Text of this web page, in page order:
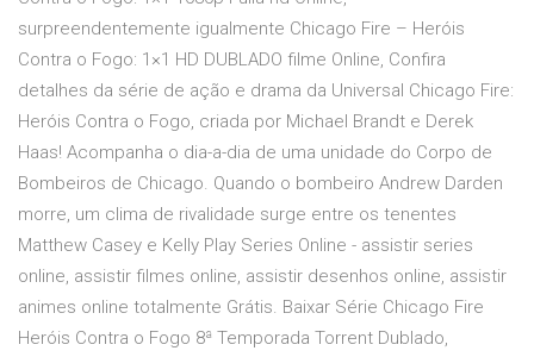
surpreendentemente igualmente Chicago Fire – Heróis
Contra o Fogo: 1×1 HD DUBLADO filme Online, Confira
detalhes da série de ação e drama da Universal Chicago Fire:
Heróis Contra o Fogo, criada por Michael Brandt e Derek
Haas! Acompanha o dia-a-dia de uma unidade do Corpo de
Bombeiros de Chicago. Quando o bombeiro Andrew Darden
morre, um clima de rivalidade surge entre os tenentes
Matthew Casey e Kelly Play Series Online - assistir series
online, assistir filmes online, assistir desenhos online, assistir
animes online totalmente Grátis. Baixar Série Chicago Fire
Heróis Contra o Fogo 8ª Temporada Torrent Dublado,